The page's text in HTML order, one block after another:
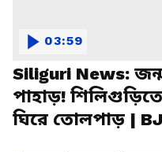
Siliguri News:
পাহাড়!
ঘিরে তোলপাড় |
03:59